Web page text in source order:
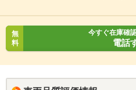
無
料
今すぐ在庫確
電話